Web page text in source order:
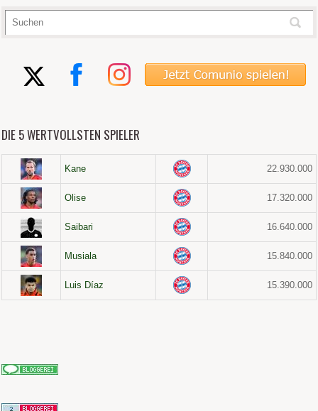
DIE 5 WERTVOLLSTEN SPIELER
Kane 22.930.000
Olise 17.320.000
Saibari 16.640.000
Musiala 15.840.000
Luis Díaz 15.390.000